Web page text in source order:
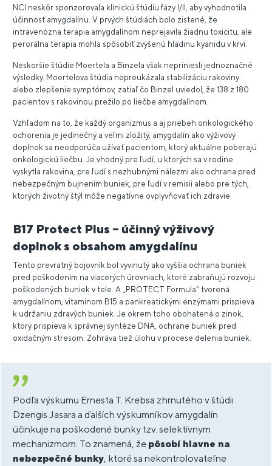
NCI neskôr sponzorovala klinickú štúdiu fázy I/II, aby vyhodnotila
účinnosť amygdalínu. V prvých štúdiách bolo zistené, že
intravenózna terapia amygdalínom neprejavila žiadnu toxicitu, ale
perorálna terapia mohla spôsobiť zvýšenú hladinu kyanidu v krvi.
Neskoršie štúdie Moertela a Binzela však nepriniesli jednoznačné
výsledky. Moertelova štúdia nepreukázala stabilizáciu rakoviny
alebo zlepšenie symptómov, zatiaľ čo Binzel uviedol, že 138 z 180
pacientov s rakovinou prežilo po liečbe amygdalínom.
Vzhľadom na to, že každý organizmus a aj priebeh onkologického
ochorenia je jedinečný a veľmi zložitý, amygdalín ako výživový
doplnok sa neodporúča užívať pacientom, ktorý aktuálne poberajú
onkologickú liečbu. Je vhodný pre ľudí, u ktorých sa v rodine
vyskytla rakovina, pre ľudí s nezhubnými nálezmi ako ochrana pred
nebezpečným bujnením buniek, pre ľudí v remisii alebo pre tých,
ktorých životný štýl môže negatívne ovplyvňovať ich zdravie.
B17 Protect Plus – účinný výživový
doplnok s obsahom amygdalínu
Tento prevratný bojovník bol vyvinutý ako vyššia ochrana buniek
pred poškodením na viacerých úrovniach, ktoré zabraňujú rozvoju
poškodených buniek v tele. A „PROTECT Formula“ tvorená
amygdalínom, vitamínom B15 a pankreatickými enzýmami prispieva
k udržaniu zdravých buniek. Je okrem toho obohatená o zinok,
ktorý prispieva k správnej syntéze DNA, ochrane buniek pred
oxidačným stresom. Zohráva tiež úlohu v procese delenia buniek.
Podľa výskumu Ernesta T. Krebsa zhrnutého v štúdii
Dzengis Jasara a ďalších výskumníkov amygdalín
účinkuje na poškodené bunky tzv. selektívnym
mechanizmom. To znamená, že pôsobí hlavne na
nebezpečné bunky, ktoré sa nekontrolovateľne